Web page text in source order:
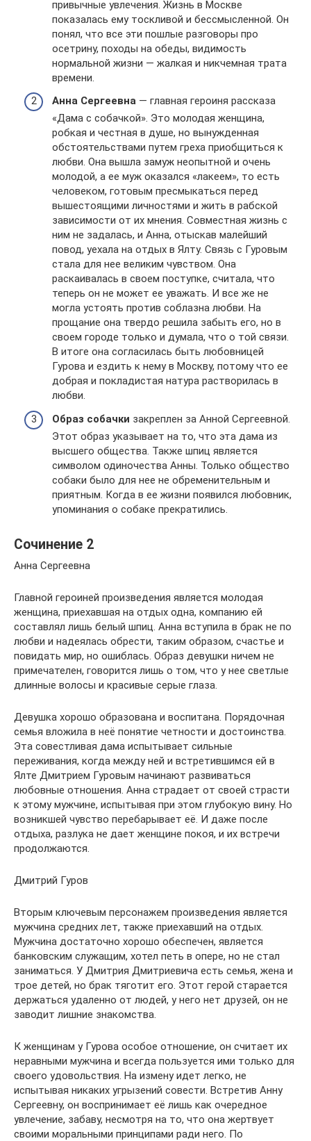
привычные увлечения. Жизнь в Москве
показалась ему тоскливой и бессмысленной. Он
понял, что все эти пошлые разговоры про
осетрину, походы на обеды, видимость
нормальной жизни — жалкая и никчемная трата
времени.
Анна Сергеевна — главная героиня рассказа
«Дама с собачкой». Это молодая женщина,
робкая и честная в душе, но вынужденная
обстоятельствами путем греха приобщиться к
любви. Она вышла замуж неопытной и очень
молодой, а ее муж оказался «лакеем», то есть
человеком, готовым пресмыкаться перед
вышестоящими личностями и жить в рабской
зависимости от их мнения. Совместная жизнь с
ним не задалась, и Анна, отыскав малейший
повод, уехала на отдых в Ялту. Связь с Гуровым
стала для нее великим чувством. Она
раскаивалась в своем поступке, считала, что
теперь он не может ее уважать. И все же не
могла устоять против соблазна любви. На
прощание она твердо решила забыть его, но в
своем городе только и думала, что о той связи.
В итоге она согласилась быть любовницей
Гурова и ездить к нему в Москву, потому что ее
добрая и покладистая натура растворилась в
любви.
Образ собачки закреплен за Анной Сергеевной.
Этот образ указывает на то, что эта дама из
высшего общества. Также шпиц является
символом одиночества Анны. Только общество
собаки было для нее не обременительным и
приятным. Когда в ее жизни появился любовник,
упоминания о собаке прекратились.
Сочинение 2
Анна Сергеевна
Главной героиней произведения является молодая
женщина, приехавшая на отдых одна, компанию ей
составлял лишь белый шпиц. Анна вступила в брак не по
любви и надеялась обрести, таким образом, счастье и
повидать мир, но ошиблась. Образ девушки ничем не
примечателен, говорится лишь о том, что у нее светлые
длинные волосы и красивые серые глаза.
Девушка хорошо образована и воспитана. Порядочная
семья вложила в неё понятие четности и достоинства.
Эта совестливая дама испытывает сильные
переживания, когда между ней и встретившимся ей в
Ялте Дмитрием Гуровым начинают развиваться
любовные отношения. Анна страдает от своей страсти
к этому мужчине, испытывая при этом глубокую вину. Но
возникшей чувство перебарывает её. И даже после
отдыха, разлука не дает женщине покоя, и их встречи
продолжаются.
Дмитрий Гуров
Вторым ключевым персонажем произведения является
мужчина средних лет, также приехавший на отдых.
Мужчина достаточно хорошо обеспечен, является
банковским служащим, хотел петь в опере, но не стал
заниматься. У Дмитрия Дмитриевича есть семья, жена и
трое детей, но брак тяготит его. Этот герой старается
держаться удаленно от людей, у него нет друзей, он не
заводит лишние знакомства.
К женщинам у Гурова особое отношение, он считает их
неравными мужчина и всегда пользуется ими только для
своего удовольствия. На измену идет легко, не
испытывая никаких угрызений совести. Встретив Анну
Сергеевну, он воспринимает её лишь как очередное
увлечение, забаву, несмотря на то, что она жертвует
своими моральными принципами ради него. По